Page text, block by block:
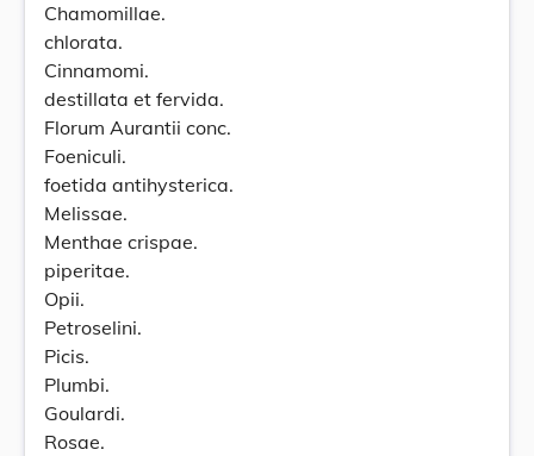
Chamomillae.
chlorata.
Cinnamomi.
destillata et fervida.
Florum Aurantii conc.
Foeniculi.
foetida antihysterica.
Melissae.
Menthae crispae.
piperitae.
Opii.
Petroselini.
Picis.
Plumbi.
Goulardi.
Rosae.